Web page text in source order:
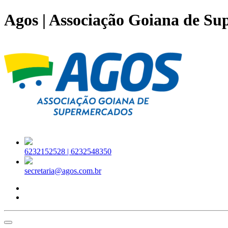
Agos | Associação Goiana de
6232152528 | 6232548350
secretaria@agos.com.br